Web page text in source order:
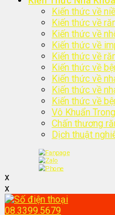
Kiến thức về
Kiến thức về
Kiến thức về
Kiến thức về
Kiến thức về
Kiến thức về
Kiến thức về
Kiến thức về
Kiến thức về
Vô Khuẩn
Chấn thương
Dịch thuật
x
x
08.3399.5679